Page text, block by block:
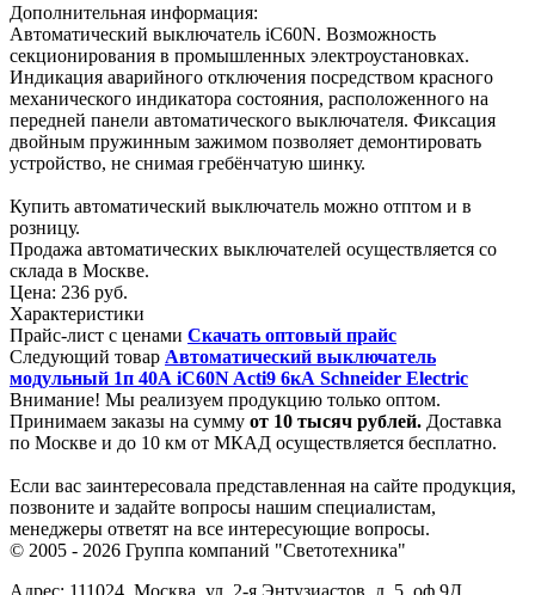
Дополнительная информация:
Автоматический выключатель iC60N. Возможность
секционирования в промышленных электроустановках.
Индикация аварийного отключения посредством красного
механического индикатора состояния, расположенного на
передней панели автоматического выключателя. Фиксация
двойным пружинным зажимом позволяет демонтировать
устройство, не снимая гребёнчатую шинку.
Купить автоматический выключатель можно отптом и в
розницу.
Продажа автоматических выключателей осуществляется со
склада в Москве.
Цена: 236 руб.
Характеристики
Прайс-лист с ценами Скачать оптовый прайс
Следующий товар Автоматический выключатель
модульный 1п 40А iC60N Acti9 6кА Schneider Electric
Внимание! Мы реализуем продукцию только оптом.
Принимаем заказы на сумму от 10 тысяч рублей. Доставка
по Москве и до 10 км от МКАД осуществляется бесплатно.
Если вас заинтересовала представленная на сайте продукция,
позвоните и задайте вопросы нашим специалистам,
менеджеры ответят на все интересующие вопросы.
© 2005 - 2026 Группа компаний "Светотехника"
Адрес: 111024 Москва ул. 2-я Энтузиастов, д. 5, оф.9Д